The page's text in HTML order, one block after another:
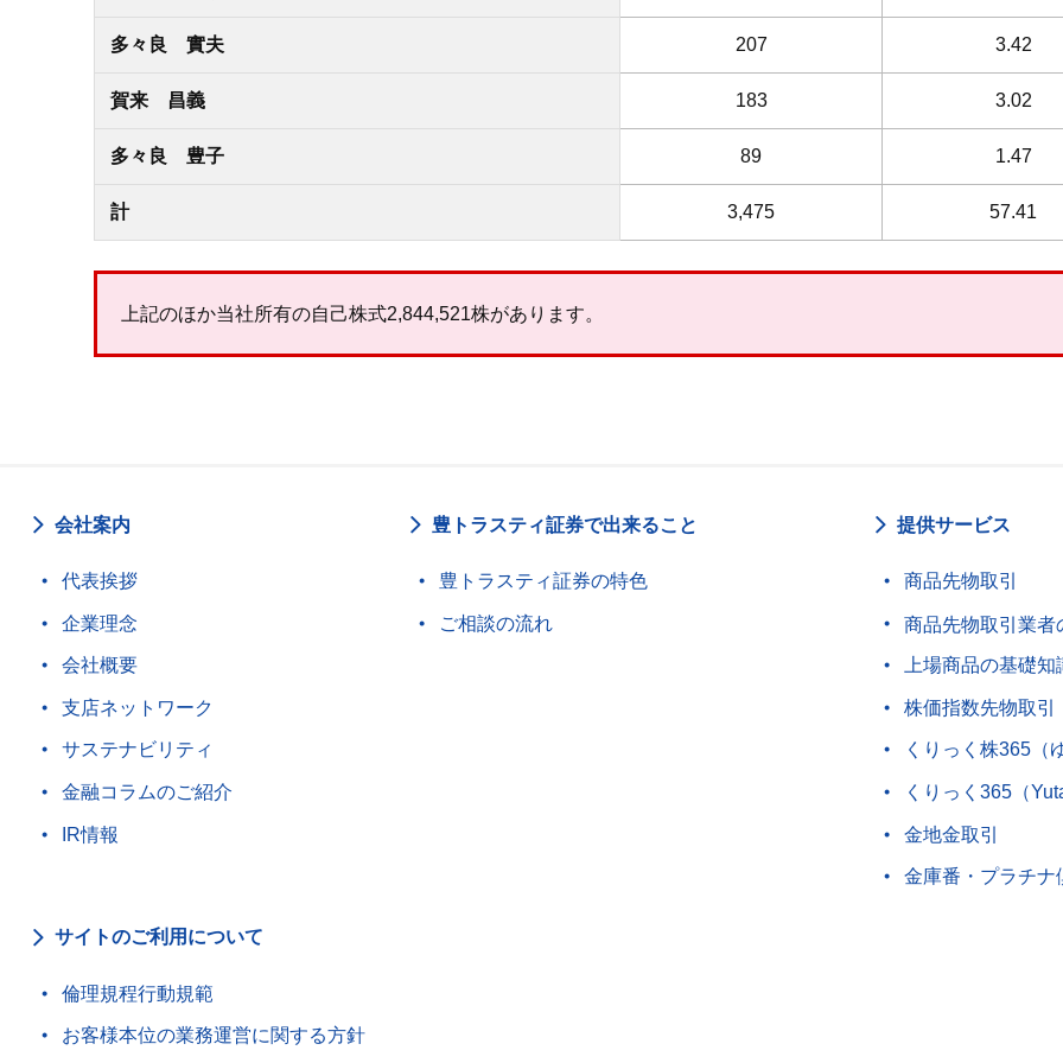
多々良 實夫 207 3.42
賀来 昌義 183 3.02
多々良 豊子 89 1.47
計 3,475 57.41
上記のほか当社所有の自己株式2,844,521株があります。
会社案内
代表挨拶
企業理念
会社概要
支店ネットワーク
サステナビリティ
金融コラムのご紹介
IR情報
豊トラスティ証券で出来ること
豊トラスティ証券の特色
ご相談の流れ
提供サービス
商品先物取引
商品先物取引業者
上場商品の基礎知
株価指数先物取引
くりっく株365（
くりっく365（
金地金取引
金庫番・プラチナ
サイトのご利用について
倫理規程行動規範
お客様本位の業務運営に関する方針